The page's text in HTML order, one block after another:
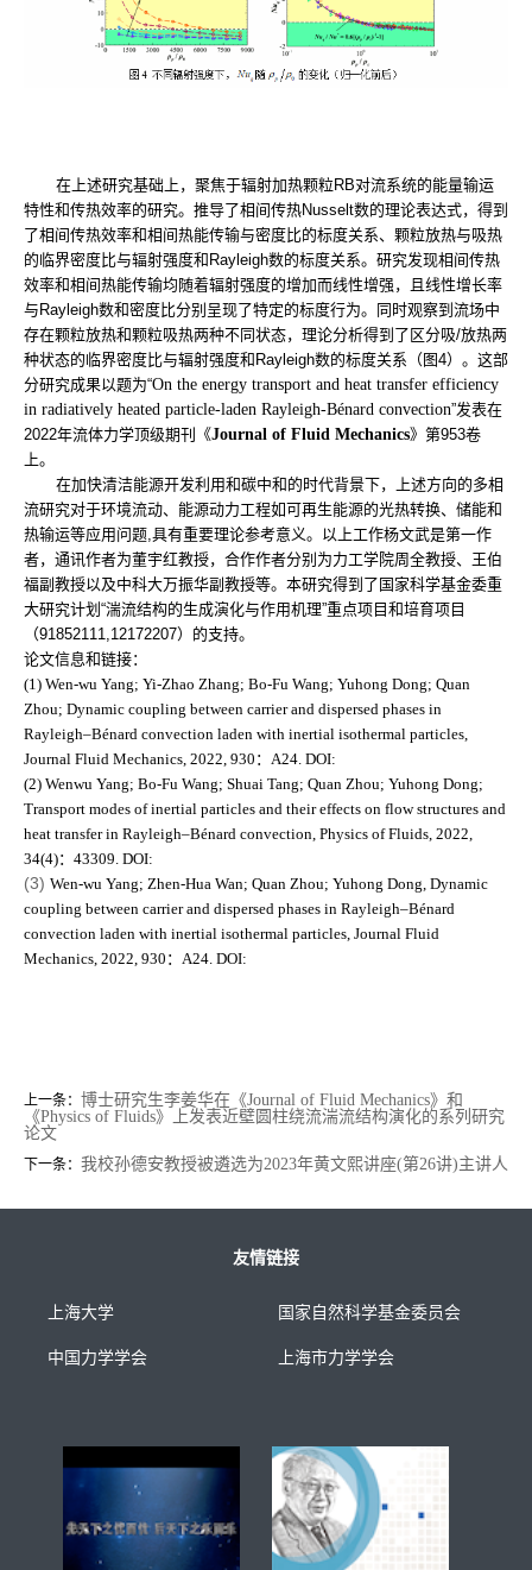
在上述研究基础上，聚焦于辐射加热颗粒 RB对流系统的能量输运
特性和传热效率的研究。 推导了相间传热Nusselt数的理论表达式，得到
了相间传热效率和相间热能传输与密度比的标度关系、颗粒放热与吸热
的临界密度比与辐射强度和 Rayleigh数的标度关系。研究发现相间传热
效率和相间热能传输均随着辐射强度的增加而线性增强，且线性增长率
与 Rayleigh数和密度比分别呈现了特定的标度行为。同时观察到流场中
存在颗粒放热和颗粒吸热两种不同状态，理论分析得到了区分吸/放热两
种状态的临界密度比与辐射强度和 Rayleigh数的标度关系（图4）。 这部
分研究成果以题为“On the energy transport and heat transfer efficiency
in radiatively heated particle-laden Rayleigh-Bénard convection”发表在
2022年流体力学顶级期刊《Journal of Fluid Mechanics》第953卷
上。
在加快清洁能源开发利用和碳中和的时代背景下，上述方向的多相
流研究对于环境流动、能源动力工程如可再生能源的光热转换、储能和
热输运等应用问题 具有重要理论参考意义。以上工作杨文武是第一作
者，通讯作者为董宇红教授，合作作者分别为力工学院周全教授、王伯
福副教授以及中科大万振华副教授等。本研究得到了国家科学基金委重
大研究计划“湍流结构的生成演化与作用机理”重点项目和培育项目
（91852111,12172207）的支持。
论文信息和链接：
(1) Wen-wu Yang; Yi-Zhao Zhang; Bo-Fu Wang; Yuhong Dong; Quan
Zhou; Dynamic coupling between carrier and dispersed phases in
Rayleigh–Bénard convection laden with inertial isothermal particles,
Journal Fluid Mechanics , 2022, 930 ： A24. DOI:
(2) Wenwu Yang; Bo-Fu Wang; Shuai Tang; Quan Zhou; Yuhong Dong;
Transport modes of inertial particles and their effects on flow structures and
heat transfer in Rayleigh–Bénard convection, Physics of Fluids , 2022,
34(4)： 43309. DOI:
(3) Wen-wu Yang; Zhen-Hua Wan; Quan Zhou; Yuhong Dong, Dynamic
coupling between carrier and dispersed phases in Rayleigh–Bénard
convection laden with inertial isothermal particles, Journal Fluid
Mechanics , 2022, 930 ： A24. DOI:
上一条： 博士研究生李姜华在《Journal of Fluid Mechanics》和
《Physics of Fluids》上发表近壁圆柱绕流湍流结构演化的系列研究
论文
下一条： 我校孙德安教授被遴选为2023年黄文熙讲座(第26讲)主讲人
友情链接
上海大学 国家自然科学基金委员会
中国力学学会 上海市力学学会